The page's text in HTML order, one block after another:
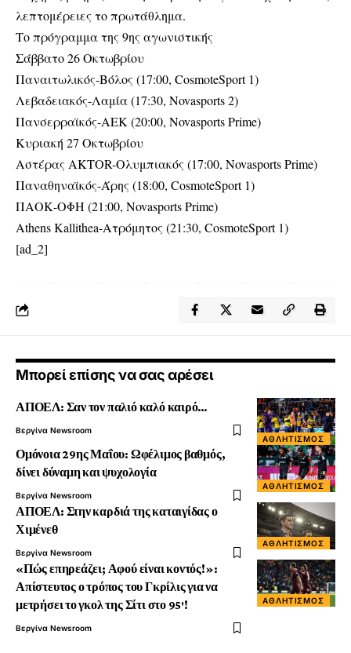
λεπτομέρειες το πρωτάθλημα.
Το πρόγραμμα της 9ης αγωνιστικής
Σάββατο 26 Οκτωβρίου
Παναιτωλικός-Βόλος (17:00, CosmoteSport 1)
Λεβαδειακός-Λαμία (17:30, Novasports 2)
Πανσερραϊκός-ΑΕΚ (20:00, Novasports Prime)
Κυριακή 27 Οκτωβρίου
Αστέρας AKTOR-Ολυμπιακός (17:00, Novasports Prime)
Παναθηναϊκός-Άρης (18:00, CosmoteSport 1)
ΠΑΟΚ-ΟΦΗ (21:00, Novasports Prime)
Athens Kallithea-Ατρόμητος (21:30, CosmoteSport 1)
[ad_2]
Μπορεί επίσης να σας αρέσει
ΑΘΛΗΤΙΣΜΌΣ
ΑΠΟΕΛ: Σαν τον παλιό καλό καιρό…
Βεργίνα Newsroom
ΑΘΛΗΤΙΣΜΌΣ
Ομόνοια 29ης Μαΐου: Ωφέλιμος βαθμός,
δίνει δύναμη και ψυχολογία
Βεργίνα Newsroom
ΑΘΛΗΤΙΣΜΌΣ
ΑΠΟΕΛ: Στην καρδιά της καταιγίδας ο
Χιμένεθ
Βεργίνα Newsroom
ΑΘΛΗΤΙΣΜΌΣ
«Πώς επηρεάζει; Αφού είναι κοντός!»:
Απίστευτος ο τρόπος του Γκρίλις για να
μετρήσει το γκολ της Σίτι στο 95′!
Βεργίνα Newsroom